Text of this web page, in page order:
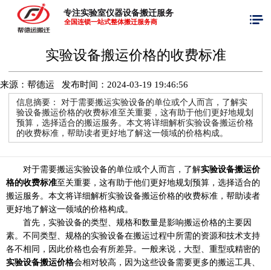
专注实验室仪器设备搬迁服务
全国连锁一站式整体搬迁服务商
实验设备搬运价格的收费标准
来源：帮德运 发布时间： 2024-03-19 19:46:56
信息摘要： 对于需要搬运实验设备的单位或个人而言，了解实
验设备搬运价格的收费标准至关重要，这有助于他们更好地规划
预算，选择适合的搬运服务。本文将详细解析实验设备搬运价格
的收费标准，帮助读者更好地了解这一领域的价格构成。
对于需要搬运实验设备的单位或个人而言，了解实验设备搬运价
格的收费标准至关重要，这有助于他们更好地规划预算，选择适合的
搬运服务。本文将详细解析实验设备搬运价格的收费标准，帮助读者
更好地了解这一领域的价格构成。
首先，实验设备的类型、规格和数量是影响搬运价格的主要因
素。不同类型、规格的实验设备在搬运过程中所需的资源和技术支持
各不相同，因此价格也会有所差异。一般来说，大型、重型或精密的
实验设备搬运价格会相对较高，因为这些设备需要更多的搬运工具、